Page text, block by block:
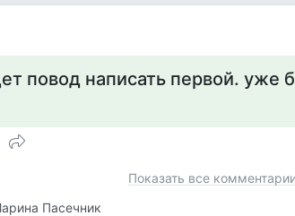
повод написать первой. уже
Показать все
Пасечник